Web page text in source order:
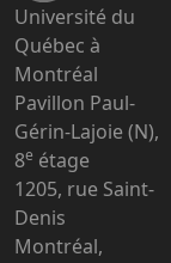
Université du
Québec à
Montréal
Pavillon Paul-
Gérin-Lajoie (N),
8e étage
1205, rue Saint-
Denis
Montréal,